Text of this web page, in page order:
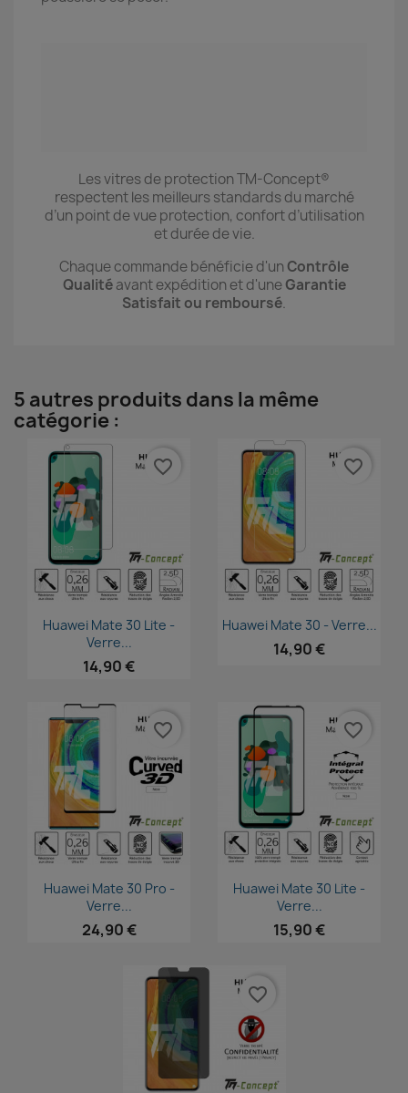
Les vitres de protection TM-Concept®
respectent les meilleurs standards du marché
d’un point de vue protection, confort d’utilisation
et durée de vie.
Chaque commande bénéficie d'un Contrôle
Qualitéavant expédition et d'uneGarantie
Satisfait ou remboursé.
5 autres produits dans la même
catégorie :
Aperçu rapide
Huawei Mate 30 Lite -
Verre...
14,90 €
favorite_border
Aperçu rapide
Huawei Mate 30 - Verre...
14,90 €
favorite_border
Aperçu rapide
Huawei Mate 30 Pro -
Verre...
24,90 €
favorite_border
Aperçu rapide
Huawei Mate 30 Lite -
Verre...
15,90 €
favorite_border
favorite_border